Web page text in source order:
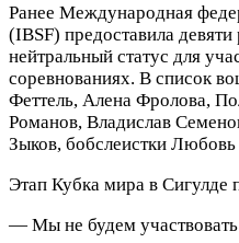
Ранее Международная
(IBSF) предоставила
нейтральный статус для
соревнованиях. В список
Феттель, Алена Фролова,
Романов, Владислав
Зыков, бобслеистки
Этап Кубка мира в Сигулде
— Мы не будем